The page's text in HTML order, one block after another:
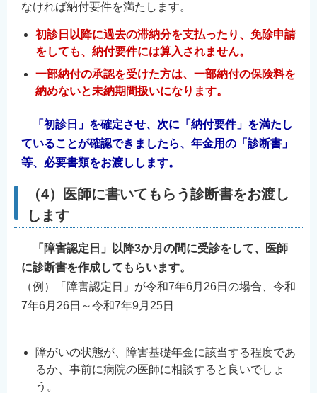
なければ納付要件を満たします。
初診日以降に過去の滞納分を支払ったり、免除申請
をしても、納付要件には算入されません。
一部納付の承認を受けた方は、一部納付の保険料を
納めないと未納期間扱いになります。
「初診日」を確定させ、次に「納付要件」を満たし
ていることが確認できましたら、年金用の「診断書」
等、必要書類をお渡しします。
（4）医師に書いてもらう診断書をお渡し
します
「障害認定日」以降3か月の間に受診をして、医師
に診断書を作成してもらいます。
（例）「障害認定日」が令和7年6月26日の場合、令和
7年6月26日～令和7年9月25日
障がいの状態が、障害基礎年金に該当する程度であ
るか、事前に病院の医師に相談すると良いでしょ
う。